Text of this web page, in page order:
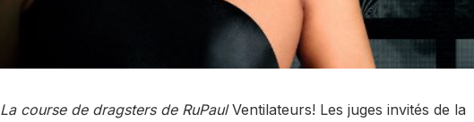
La course de dragsters de RuPaulVentilateurs! Les juges invités de la